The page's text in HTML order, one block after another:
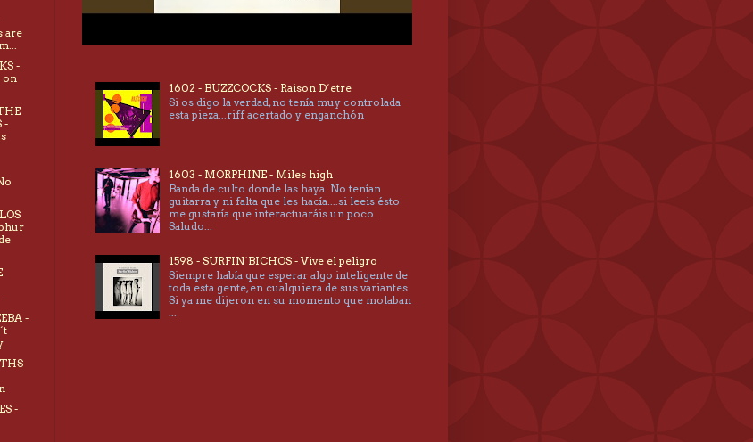
1602 - BUZZCOCKS - Raison D´etre
Si os digo la verdad, no tenía muy controlada
esta pieza...riff acertado y enganchón
1603 - MORPHINE - Miles high
Banda de culto donde las haya. No tenían
guitarra y ni falta que les hacía....si leeis ésto
me gustaría que interactuaráis un poco.
Saludo...
1598 - SURFIN´BICHOS - Vive el peligro
Siempre había que esperar algo inteligente de
toda esta gente, en cualquiera de sus variantes.
Si ya me dijeron en su momento que molaban
are
-
on
-
-
-